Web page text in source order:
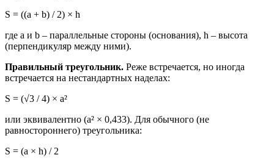
S = ((a + b) / 2) × h
где a и b – параллельные стороны (основания), h – высота
(перпендикуляр между ними).
Правильный треугольник. Реже встречается, но иногда
встречается на нестандартных наделах:
S = (√3 / 4) × a²
или эквивалентно (a² × 0,433). Для обычного (не
равностороннего) треугольника:
S = (a × h) / 2